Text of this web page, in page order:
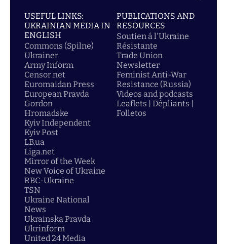
USEFUL LINKS:
UKRAINIAN MEDIA IN
ENGLISH
Commons (Spilne)
Ukrainer
Army Inform
Censor.net
Euromaidan Press
European Pravda
Gordon
Hromadske
Kyiv Independent
Kyiv Post
LB.ua
Liga.net
Mirror of the Week
New Voice of Ukraine
RBC-Ukraine
TSN
Ukraine National
News
Ukrainska Pravda
Ukrinform
United 24 Media
PUBLICATIONS AND
RESOURCES
Soutien á l'Ukraine
Résistante
Trade Union
Newsletter
Feminist Anti-War
Resistance (Russia)
Videos and podcasts
Leaflets | Dépliants |
Folletos